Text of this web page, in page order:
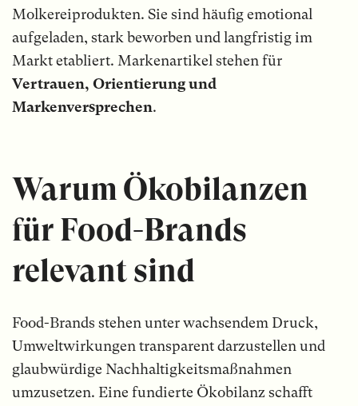
Molkereiprodukten. Sie sind häufig emotional
aufgeladen, stark beworben und langfristig im
Markt etabliert. Markenartikel stehen für
Vertrauen, Orientierung und
Markenversprechen.
Warum Ökobilanzen
für Food-Brands
relevant sind
Food-Brands stehen unter wachsendem Druck,
Umweltwirkungen transparent darzustellen und
glaubwürdige Nachhaltigkeitsmaßnahmen
umzusetzen. Eine fundierte Ökobilanz schafft